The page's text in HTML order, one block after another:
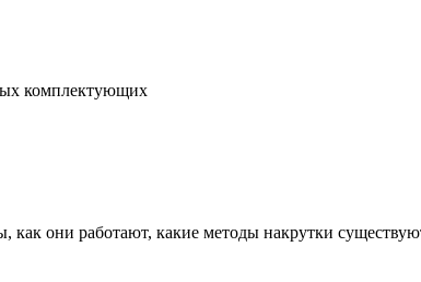
комплектующих
они работают, какие методы накрутки